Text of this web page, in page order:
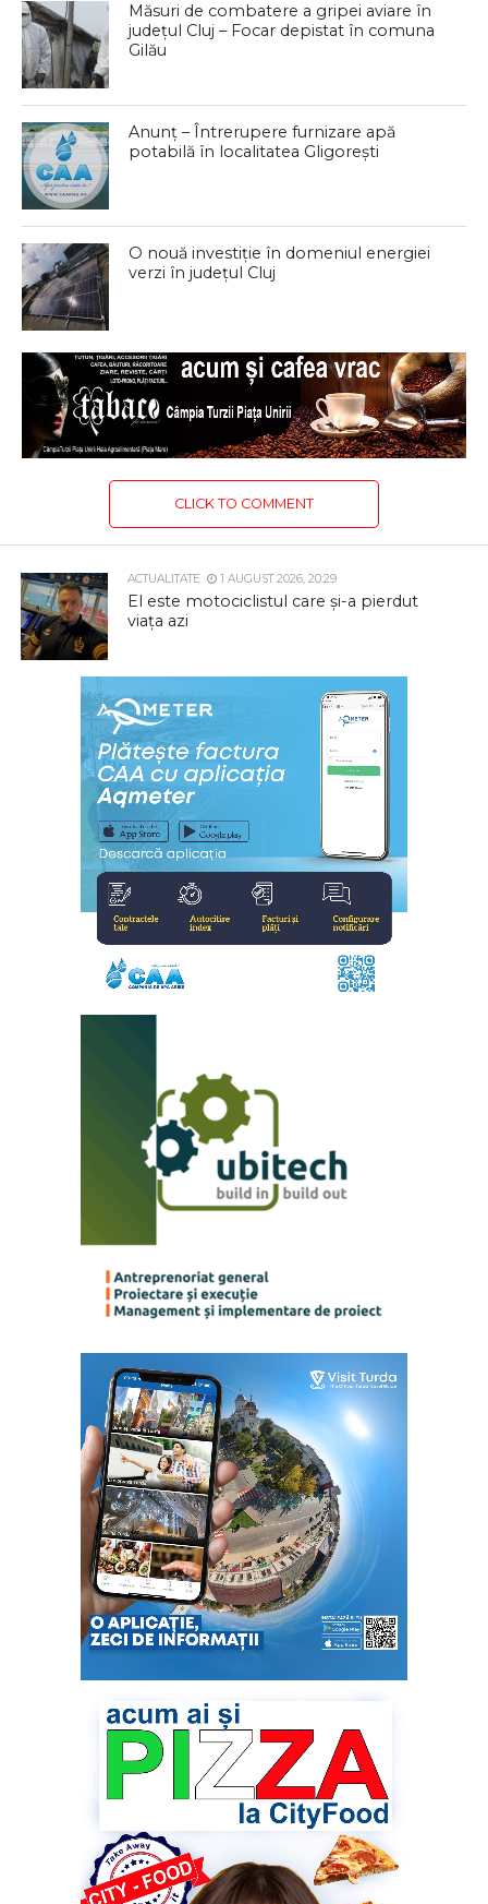
Măsuri de combatere a gripei aviare în
județul Cluj – Focar depistat în comuna
Gilău
Anunț – Întrerupere furnizare apă
potabilă în localitatea Gligorești
O nouă investiție în domeniul energiei
verzi în județul Cluj
CLICK TO COMMENT
ACTUALITATE 1 AUGUST 2026, 20:29
El este motociclistul care și-a pierdut
viața azi